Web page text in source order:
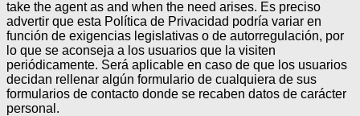
take the agent as and when the need arises. Es preciso
advertir que esta Política de Privacidad podría variar en
función de exigencias legislativas o de autorregulación, por
lo que se aconseja a los usuarios que la visiten
periódicamente. Será aplicable en caso de que los usuarios
decidan rellenar algún formulario de cualquiera de sus
formularios de contacto donde se recaben datos de carácter
personal.